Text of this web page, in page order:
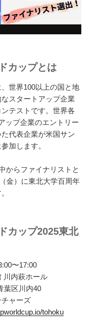
カップとは
世界100以上の国と地
スタートアップ企業
テストです。世界各
ップ企業のエントリー
代表企業が米国サン
加します。
からファイナリストと
金）に東北大学百周年
カップ2025東北
〜17:00
川内萩ホール
区川内40
チャーズ
tohoku